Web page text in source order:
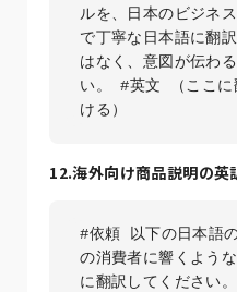
ルを、日本のビジネ
で丁寧な日本語に翻
はなく、意図が伝わ
い。 #英文 （ここに
ける）
12.海外向け商品説明の英
#依頼 以下の日本語
の消費者に響くよう
に翻訳してください